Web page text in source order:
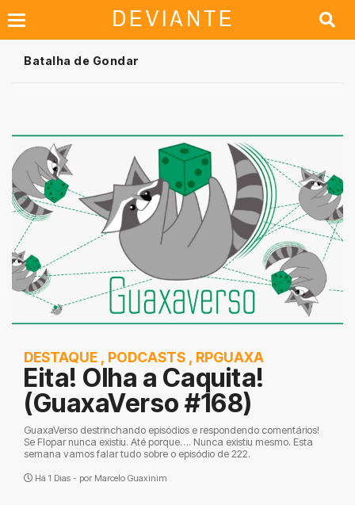
Batalha de Gondar
DESTAQUE , PODCASTS , RPGUAXA
Eita! Olha a Caquita!
(GuaxaVerso #168)
GuaxaVerso destrinchando episódios e respondendo comentários!
Se Flopar nunca existiu. Até porque…. Nunca existiu mesmo. Esta
semana vamos falar tudo sobre o episódio de 222.
Há 1 Dias - por Marcelo Guaxinim